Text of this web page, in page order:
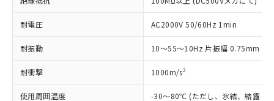
耐電圧 AC2000V 50/60Hz 1min
耐振動 10～55～10Hz 片振幅 0.75mm (
耐衝撃 1000m/s2
使用周囲温度 -30～80℃ (ただし、氷結、結露し
在庫状況および標準価格照会結果は、
記載している更新日時点での社内デー
タに基づき作成されるものであり、閲
準価格とは異なる場合があることをご
正式な納期状況および標準価格はお客
様のお取引先、またはお客様担当のオ
鉛(Pb) 1000ppm以下、 水銀(Hg) 1000ppm以下、 カド
六価クロム(Cr(Ⅵ)) 1000ppm以下、ポリ臭化ビフェニル
類(PBB) 1000ppm以下、ポリ臭化ジフェニルエーテル類
(PBDE) 1000ppm以下、フタル酸ビス(2-エチルヘキシ
ル) (DEHP)(別名：DOP) 1000ppm以下、フタル酸ブチ
ルベンジル（BBP） 1000ppm以下、フタル酸ジブチル
（DBP） 1000ppm以下、フタル酸ジイソブチル
い合わせください。
Cr(Ⅵ)(六価クロム) : 1000ppm、 PBBs(ポリ臭化ビフェ
ニル類) : 1000ppm、 PBDEs(ポリ臭化ジフェニルエーテ
イソブチル) : 1000ppm、 BBP(フタル酸ブチルベンジ
（以下｢規制貨物等」という）を輸出
または国外への提供する場合は、日本
国政府の輸出許可(または役務取引許
可)を取得するなどの必要な手続きを
当社は規制貨物を破棄する場合は、完
一定数以上の在庫あり